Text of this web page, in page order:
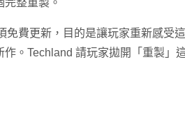
免費更新，目的是讓玩家重新感受
。Techland 請玩家拋開「重製」